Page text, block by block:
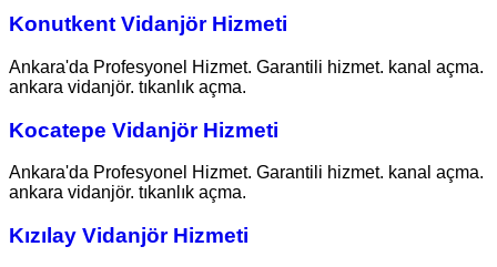
Konutkent Vidanjör Hizmeti
Ankara'da Profesyonel Hizmet. Garantili hizmet. kanal açma.
ankara vidanjör. tıkanlık açma.
Kocatepe Vidanjör Hizmeti
Ankara'da Profesyonel Hizmet. Garantili hizmet. kanal açma.
ankara vidanjör. tıkanlık açma.
Kızılay Vidanjör Hizmeti